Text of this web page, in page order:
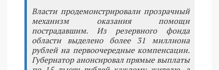
Власти продемонстрировали прозрачный
механизм оказания помощи
пострадавшим. Из резервного фонда
области выделено более 31 миллиона
рублей на первоочередные компенсации.
Губернатор анонсировал прямые выплаты